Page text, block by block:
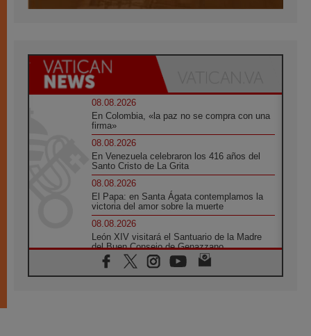
08.08.2026
En Colombia, «la paz no se compra con una
firma»
08.08.2026
En Venezuela celebraron los 416 años del
Santo Cristo de La Grita
08.08.2026
El Papa: en Santa Ágata contemplamos la
victoria del amor sobre la muerte
08.08.2026
León XIV visitará el Santuario de la Madre
del Buen Consejo de Genazzano
07.08.2026
Filipinas: el Vicariato Apostólico de Calapán